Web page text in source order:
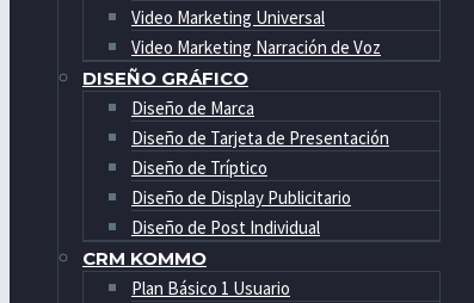
Video Marketing Universal
Video Marketing Narración de Voz
DISEÑO GRÁFICO
Diseño de Marca
Diseño de Tarjeta de Presentación
Diseño de Tríptico
Diseño de Display Publicitario
Diseño de Post Individual
CRM KOMMO
Plan Básico 1 Usuario